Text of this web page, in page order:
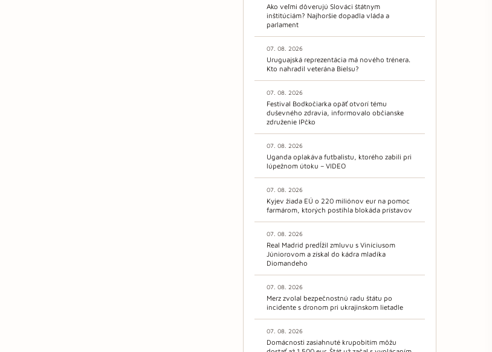
Ako veľmi dôverujú Slováci štátnym
inštitúciám? Najhoršie dopadla vláda a
parlament
07. 08. 2026
Uruguajská reprezentácia má nového trénera.
Kto nahradil veterána Bielsu?
07. 08. 2026
Festival Bodkočiarka opäť otvorí tému
duševného zdravia, informovalo občianske
združenie IPčko
07. 08. 2026
Uganda oplakáva futbalistu, ktorého zabili pri
lúpežnom útoku – VIDEO
07. 08. 2026
Kyjev žiada EÚ o 220 miliónov eur na pomoc
farmárom, ktorých postihla blokáda prístavov
07. 08. 2026
Real Madrid predĺžil zmluvu s Viníciusom
Júniorovom a získal do kádra mladíka
Diomandeho
07. 08. 2026
Merz zvolal bezpečnostnú radu štátu po
incidente s dronom pri ukrajinskom lietadle
07. 08. 2026
Domácnosti zasiahnuté krupobitím môžu